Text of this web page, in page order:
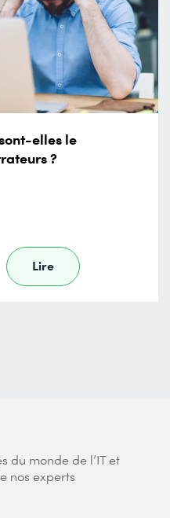
elles le
?
Lire
du monde de l’IT et
nos experts